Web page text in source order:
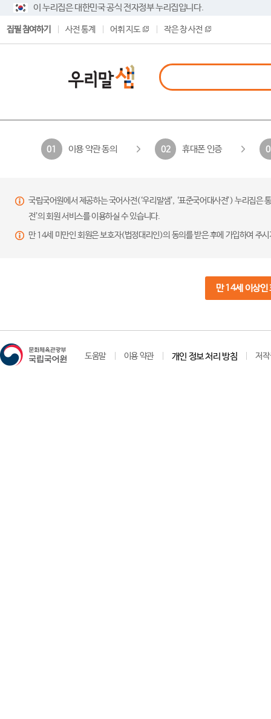
이 누리집은 대한민국 공식 전자정부 누리집입니다.
집필 참여하기 사전 통계 어휘 지도 작은 창 사전
01 이용 약관 동의 02 휴대폰 인증
국립국어원에서 제공하는 국어사전(‘우리말샘’, ‘표준국어대사전’) 누리집
전’의 회원 서비스를 이용하실 수 있습니다.
만 14세 미만인 회원은 보호자(법정대리인)의 동의를 받은 후에 가입하여 주
만 14세 이상인
도움말 이용 약관 개인 정보 처리 방침 저